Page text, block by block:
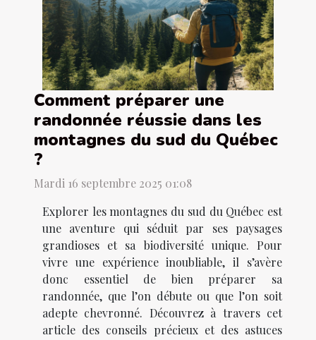
Comment préparer une
randonnée réussie dans les
montagnes du sud du Québec
?
Mardi 16 septembre 2025 01:08
Explorer les montagnes du sud du Québec est
une aventure qui séduit par ses paysages
grandioses et sa biodiversité unique. Pour
vivre une expérience inoubliable, il s’avère
donc essentiel de bien préparer sa
randonnée, que l’on débute ou que l’on soit
adepte chevronné. Découvrez à travers cet
article des conseils précieux et des astuces